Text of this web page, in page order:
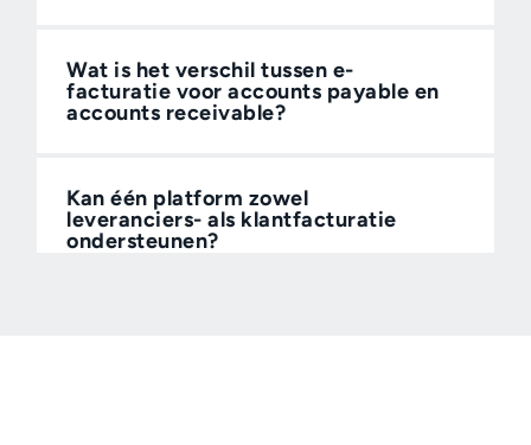
Wat is het verschil tussen e-
facturatie voor accounts payable en
accounts receivable?
Kan één platform zowel
leveranciers- als klantfacturatie
ondersteunen?